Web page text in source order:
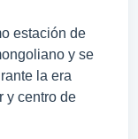
estación de
y se
la era
y centro de